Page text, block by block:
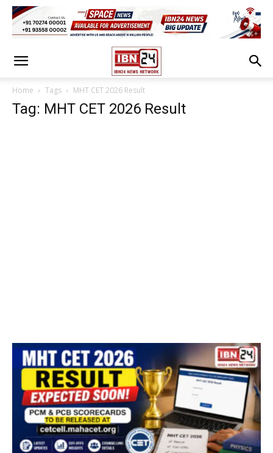
Home Tags MHT CET 2026 Result
Tag: MHT CET 2026 Result